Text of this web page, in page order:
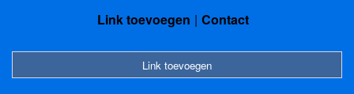
Link toevoegen Contact
Link toevoegen